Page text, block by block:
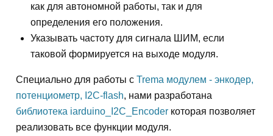
как для автономной работы, так и для
определения его положения.
Указывать частоту для сигнала ШИМ, если
таковой формируется на выходе модуля.
Специально для работы с Trema модулем - энкодер,
потенциометр, I2C-flash, нами разработана
библиотека iarduino_I2C_Encoder которая позволяет
реализовать все функции модуля.